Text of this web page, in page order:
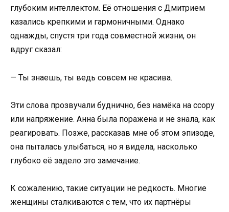
глубоким интеллектом. Её отношения с Дмитрием
казались крепкими и гармоничными. Однако
однажды, спустя три года совместной жизни, он
вдруг сказал:​
— Ты знаешь, ты ведь совсем не красива.​
Эти слова прозвучали буднично, без намёка на ссору
или напряжение. Анна была поражена и не знала, как
реагировать. Позже, рассказав мне об этом эпизоде,
она пыталась улыбаться, но я видела, насколько
глубоко её задело это замечание.​
К сожалению, такие ситуации не редкость. Многие
женщины сталкиваются с тем, что их партнёры